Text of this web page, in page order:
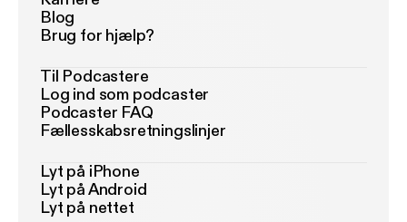
Blog
Brug for hjælp?
Til Podcastere
Log ind som podcaster
Podcaster FAQ
Fællesskabsretningslinjer
Lyt på iPhone
Lyt på Android
Lyt på nettet